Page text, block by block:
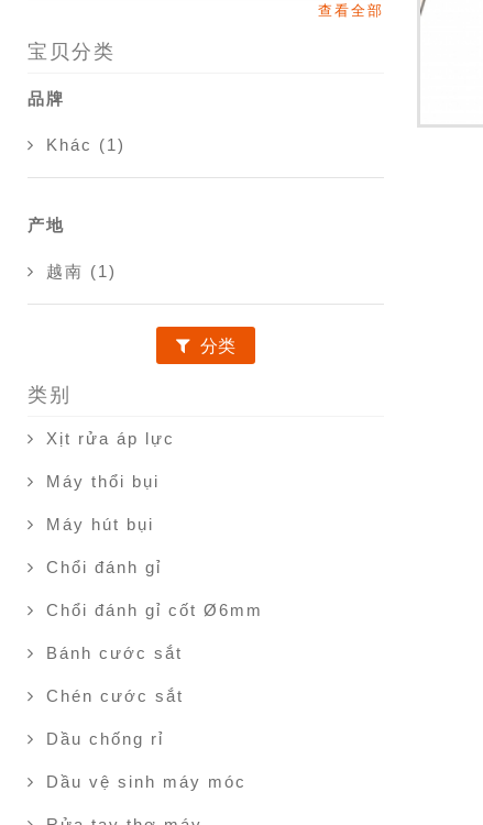
查看全部
宝贝分类
品牌
Khác (1)
产地
越南 (1)
分类
类别
Xịt rửa áp lực
Máy thổi bụi
Máy hút bụi
Chổi đánh gỉ
Chổi đánh gỉ cốt Ø6mm
Bánh cước sắt
Chén cước sắt
Dầu chống rỉ
Dầu vệ sinh máy móc